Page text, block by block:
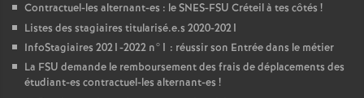
Contractuel-les alternant-es : leSNES-FSU Créteil à tes côtés !
Listes des stagiaires titularisé.e.s 2020-2021
InfoStagiaires 2021-2022 n°1 : réussir son Entrée dans le métier
La FSU demande le remboursement des frais de déplacements des
étudiant-es contractuel-les alternant-es !